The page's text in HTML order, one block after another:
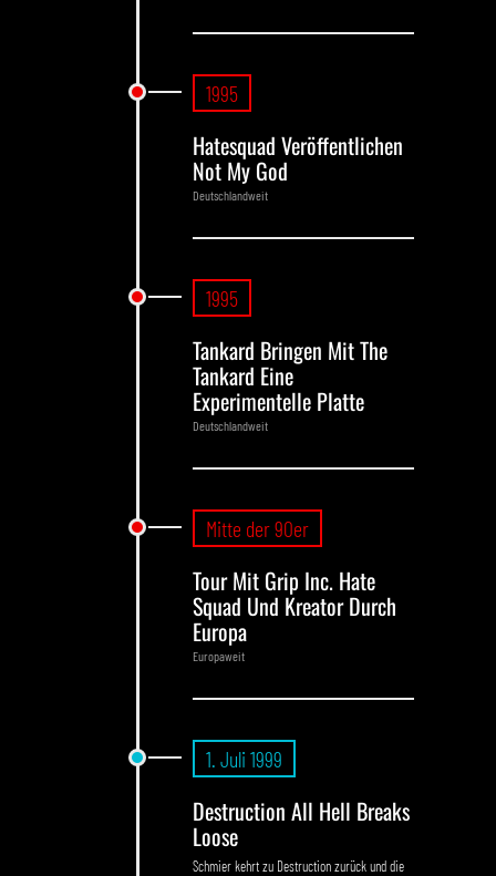
1995
Hatesquad Veröffentlichen
Not My God
Deutschlandweit
1995
Tankard Bringen Mit The
Tankard Eine
Experimentelle Platte
Deutschlandweit
Mitte der 90er
Tour Mit Grip Inc. Hate
Squad Und Kreator Durch
Europa
Europaweit
1. Juli 1999
Destruction All Hell Breaks
Loose
Schmier kehrt zu Destruction zurück und die